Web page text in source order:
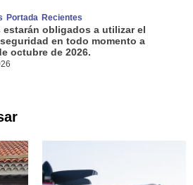
Portada Recientes
estarán obligados a utilizar el
en todo momento a
octubre de 2026.